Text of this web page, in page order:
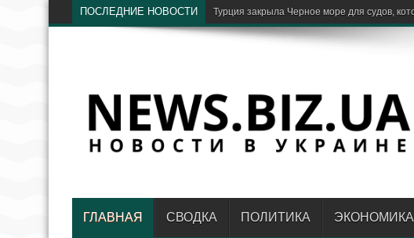
ПОСЛЕДНИЕ НОВОСТИ Зеленский: Украинская оборонка мо
ГЛАВНАЯ СВОДКА ПОЛИТИКА ЭКОНОМИКА